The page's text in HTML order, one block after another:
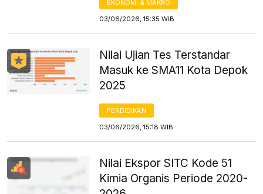
EKONOMI & MAKRO
03/06/2026, 15:35 WIB
Nilai Ujian Tes Terstandar
Masuk ke SMA11 Kota Depok
2025
PENDIDIKAN
03/06/2026, 15:18 WIB
Nilai Ekspor SITC Kode 51
Kimia Organis Periode 2020-